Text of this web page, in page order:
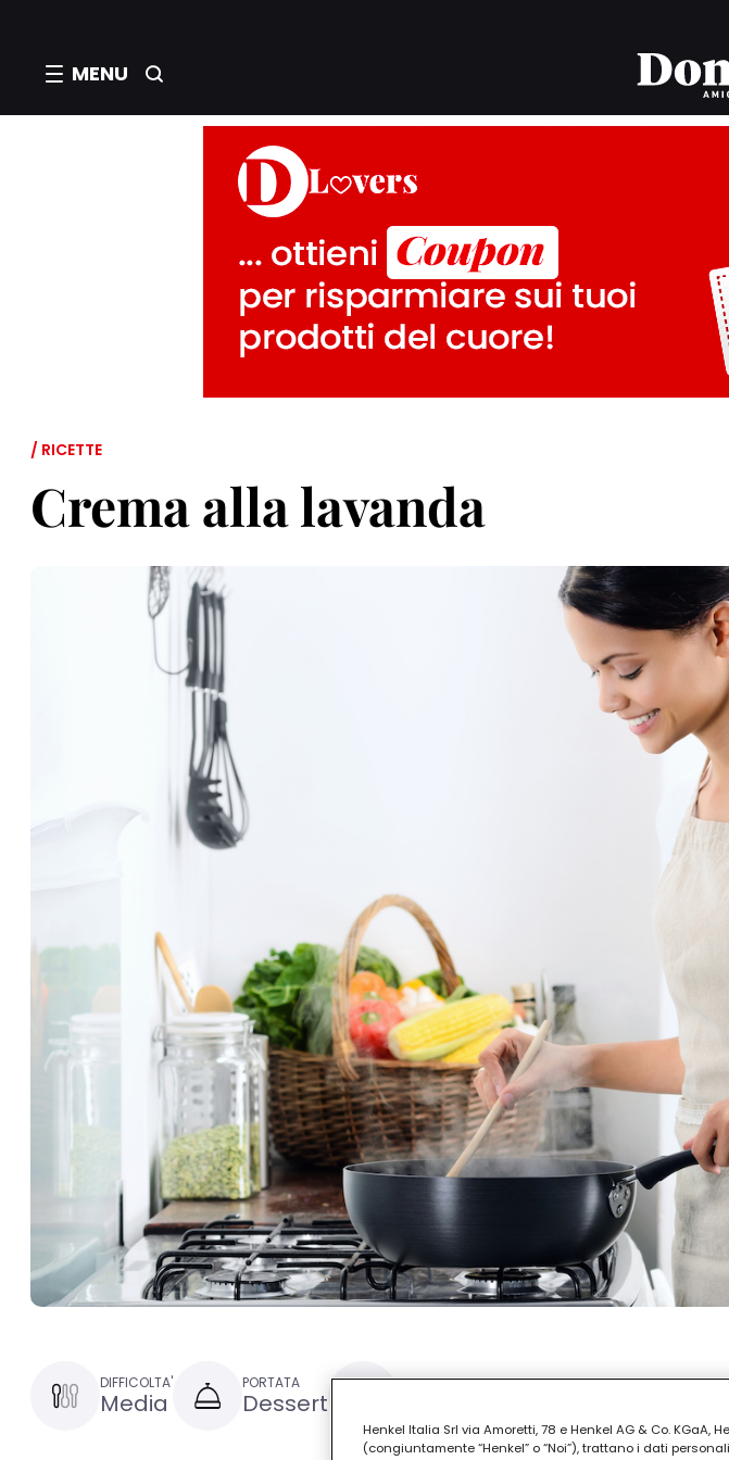
MENU
/ RICETTE
Crema alla lavanda
DIFFICOLTA'
Media
PORTATA
Dessert
TEMPO DI PREPARAZIONE
Henkel Italia Srl via Amoretti, 78 e Henkel AG & Co. KGaA,
(congiuntamente “Henkel” o “Noi”), trattano i dati